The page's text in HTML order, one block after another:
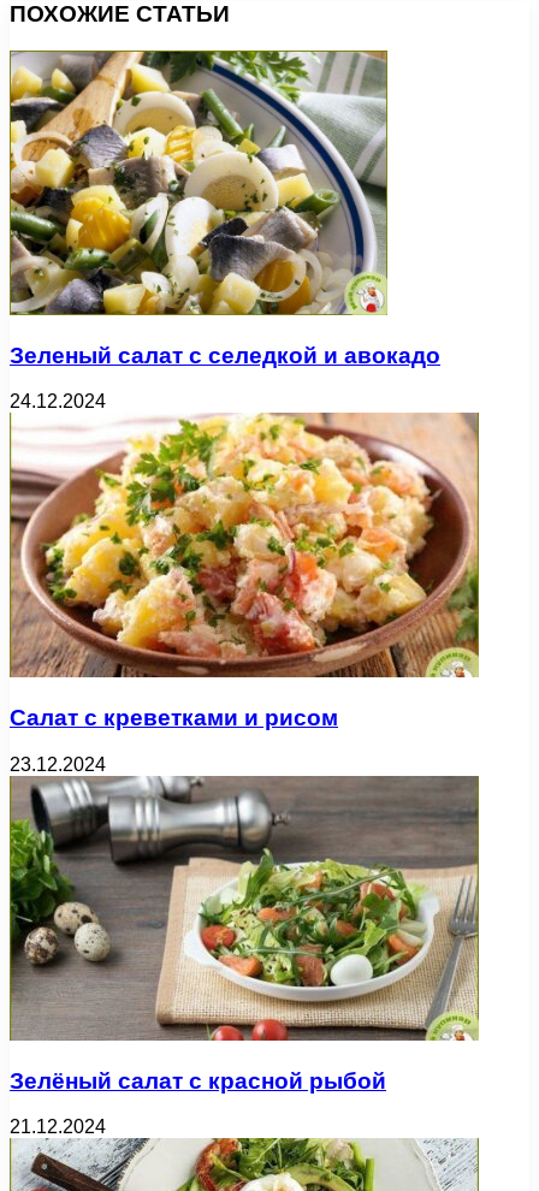
ПОХОЖИЕ СТАТЬИ
Зеленый салат с селедкой и авокадо
24.12.2024
Салат с креветками и рисом
23.12.2024
Зелёный салат с красной рыбой
21.12.2024